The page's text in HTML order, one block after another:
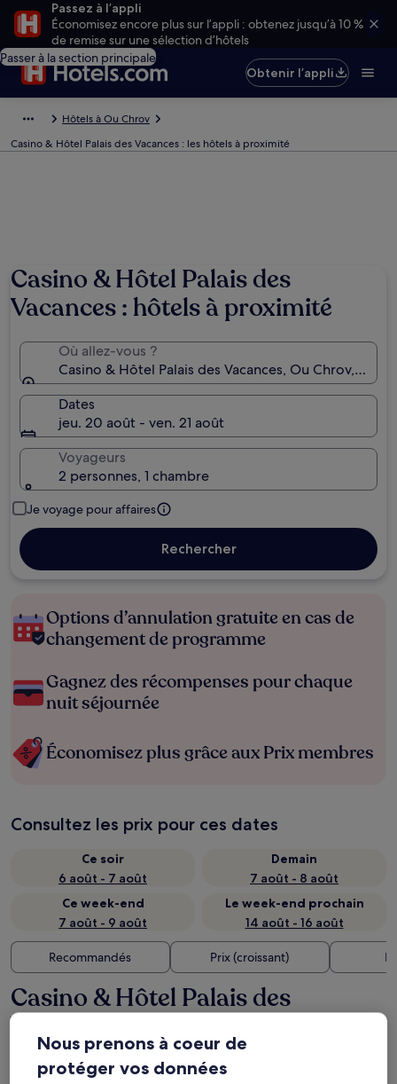
Passez à l’appli
Économisez encore plus sur l’appli : obtenez jusqu’à 10 %
de remise sur une sélection d’hôtels
Passer à la section principale
Obtenir l’appli
Hôtels à Ou Chrov
Casino & Hôtel Palais des Vacances : les hôtels à proximité
Casino & Hôtel Palais des
Vacances : hôtels à proximité
Où allez-vous ?
Casino & Hôtel Palais des Vacances, Ou Chrov,
Dates
jeu. 20 août - ven. 21 août
Voyageurs
2 personnes, 1 chambre
Je voyage pour affaires
Rechercher
Options d’annulation gratuite en cas de
changement de programme
Gagnez des récompenses pour chaque
nuit séjournée
Économisez plus grâce aux Prix membres
Consultez les prix pour ces dates
Ce soir
6 août - 7 août
Demain
7 août - 8 août
Ce week-end
7 août - 9 août
Le week-end prochain
14 août - 16 août
Recommandés Prix (croissant)
Casino & Hôtel Palais des
Vacances : où loger à proximité ?
Hak Huot Hotel I
Nous prenons à coeur de
protéger vos données